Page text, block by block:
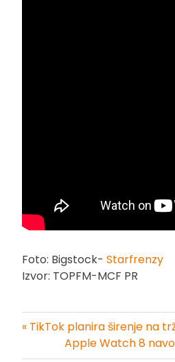
Foto: Bigstock- Starfrenzy
Izvor: TOPFM-MCF PR
Kretanje
« TikTok planira širenje na
Apple Watch 8